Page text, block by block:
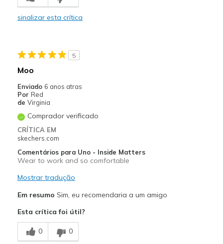
Good Arch Support
Going Out
Walking
Work
Width
Feels true to width
sinalizar esta crítica
5
Moo
Enviado 6 anos atras
Por Red
de Virginia
Comprador verificado
CRÍTICA EM
skechers.com
Comentários para Uno - Inside Matters
Wear to work and so comfortable
Mostrar tradução
Em resumo Sim, eu recomendaria a um amigo
Esta crítica foi útil?
0 0